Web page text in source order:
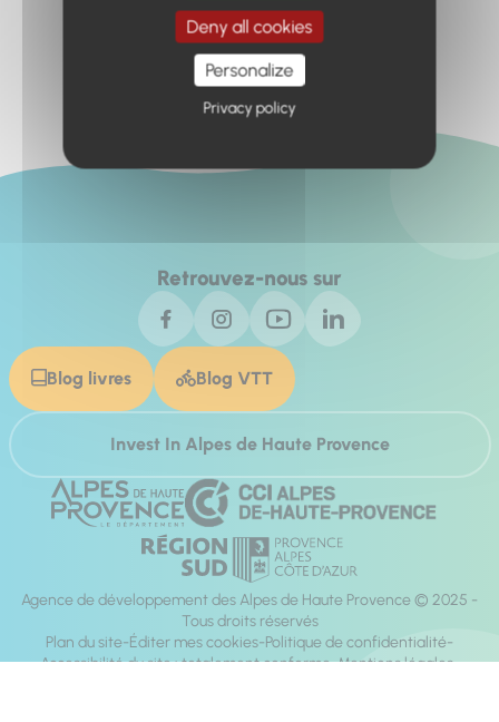
Retour à l'accueil
Retrouvez-nous sur
Blog livres Blog VTT
Invest In Alpes de Haute Provence
Agence de développement des Alpes de Haute Provence © 2025 -
Tous droits réservés
Plan du site Éditer mes cookies Politique de confidentialité
Accessibilité du site : totalement conforme Mentions légales
Deny all cookies
Personalize
Privacy policy